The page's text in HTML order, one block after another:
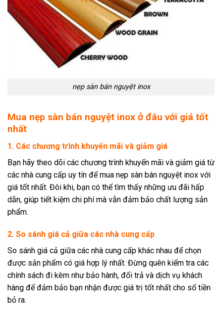
nẹp sàn bán nguyệt inox
Mua nẹp sàn bán nguyệt inox ở đâu với giá tốt
nhất
1. Các chương trình khuyến mãi và giảm giá
Bạn hãy theo dõi các chương trình khuyến mãi và giảm giá từ
các nhà cung cấp uy tín để mua nẹp sàn bán nguyệt inox với
giá tốt nhất. Đôi khi, bạn có thể tìm thấy những ưu đãi hấp
dẫn, giúp tiết kiệm chi phí mà vẫn đảm bảo chất lượng sản
phẩm.
2. So sánh giá cả giữa các nhà cung cấp
So sánh giá cả giữa các nhà cung cấp khác nhau để chọn
được sản phẩm có giá hợp lý nhất. Đừng quên kiểm tra các
chính sách đi kèm như bảo hành, đổi trả và dịch vụ khách
hàng để đảm bảo bạn nhận được giá trị tốt nhất cho số tiền
bỏ ra.